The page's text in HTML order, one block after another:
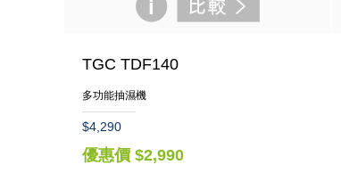
TGC TDF140
多功能抽濕機
$4,290
優惠價 $2,990